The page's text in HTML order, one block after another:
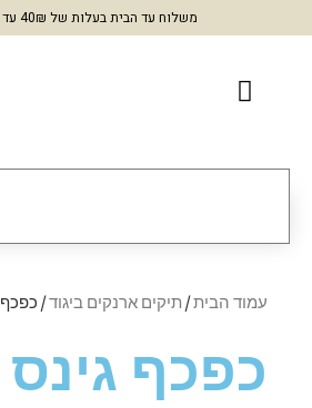
משלוח עד הבית בעלות של 40₪ עד 3 ימי עסקים
עמוד הבית/תיקים ארנקים ביגוד / כפכף גינס
כפכף גינס